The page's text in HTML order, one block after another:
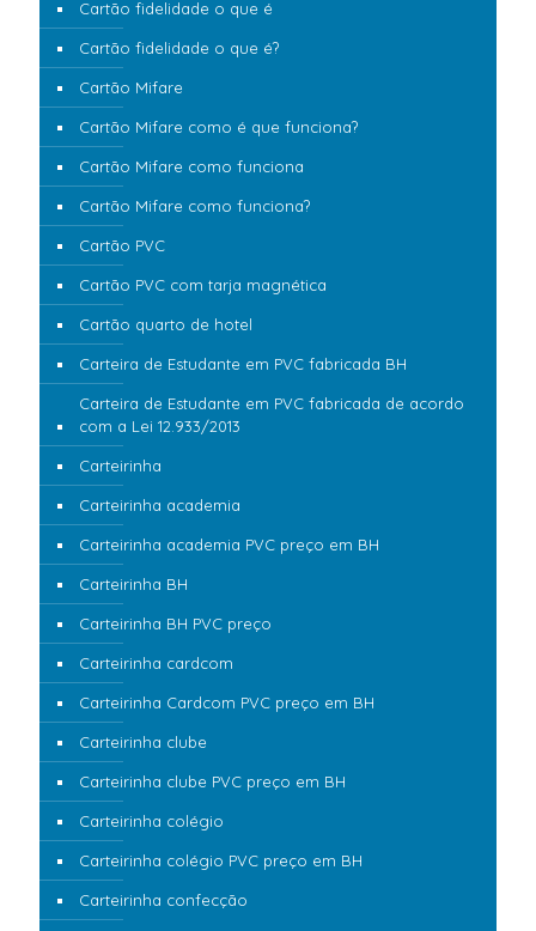
Cartão fidelidade o que é
Cartão fidelidade o que é?
Cartão Mifare
Cartão Mifare como é que funciona?
Cartão Mifare como funciona
Cartão Mifare como funciona?
Cartão PVC
Cartão PVC com tarja magnética
Cartão quarto de hotel
Carteira de Estudante em PVC fabricada BH
Carteira de Estudante em PVC fabricada de acordo
com a Lei 12.933/2013
Carteirinha
Carteirinha academia
Carteirinha academia PVC preço em BH
Carteirinha BH
Carteirinha BH PVC preço
Carteirinha cardcom
Carteirinha Cardcom PVC preço em BH
Carteirinha clube
Carteirinha clube PVC preço em BH
Carteirinha colégio
Carteirinha colégio PVC preço em BH
Carteirinha confecção